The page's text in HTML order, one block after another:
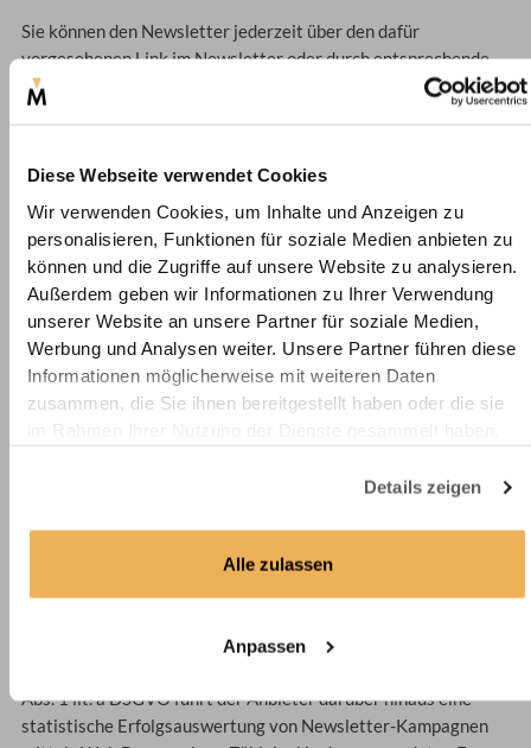
Diese Webseite verwendet Cookies
Wir verwenden Cookies, um Inhalte und Anzeigen zu
personalisieren, Funktionen für soziale Medien anbieten zu
können und die Zugriffe auf unsere Website zu analysieren.
Außerdem geben wir Informationen zu Ihrer Verwendung
unserer Website an unsere Partner für soziale Medien,
Werbung und Analysen weiter. Unsere Partner führen diese
Informationen möglicherweise mit weiteren Daten
zusammen, die Sie ihnen bereitgestellt haben oder die sie
Details zeigen
Alle zulassen
Anpassen
Sie können den Newsletter jederzeit über den dafür
vorgesehenen Link im Newsletter oder durch entsprechende
Nachricht an den eingangs genannten Verantwortlichen
gelöscht, soweit Sie nicht ausdrücklich in eine weitere Nutzung
darüberhinausgehende Datenverwendung vorbehalten, die
gesetzlich erlaubt ist und über die wir Sie in dieser Erklärung
informieren.
7.2Amazon SES
Der Versand unserer E-Mail-Newsletter erfolgt über diesen
Anbieter: AWS EMEA SARL, 38 avenue John F. Kennedy, L-
1855 Luxemburg
Auf Basis unseres berechtigten Interesses an einem effektiven
und nutzerfreundlichen Newsletter-Marketing geben wir Ihre
bei der Newsletter-Anmeldung bereitgestellten Daten gem.
Abs. 1 lit. a DSGVO führt der Anbieter darüber hinaus eine
statistische Erfolgsauswertung von Newsletter-Kampagnen